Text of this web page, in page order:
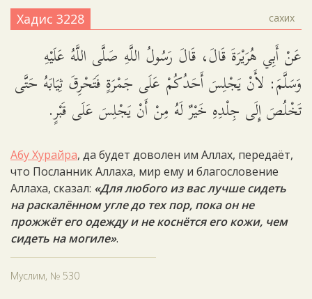
Хадис 3228 сахих
عَنْ أَبِي هُرَيْرَةَ قَالَ، قَالَ رَسُولُ اللَّهِ صَلَّى اللَّهُ عَلَيْهِ
وَسَلَّمَ: لأَنْ يَجْلِسَ أَحَدُكُمْ عَلَى جَمْرَةٍ فَتَحْرِقَ ثِيَابَهُ حَتَّى
تَخْلُصَ إِلَى جِلْدِهِ خَيْرٌ لَهُ مِنْ أَنْ يَجْلِسَ عَلَى قَبْرٍ.
Абу Хурайра, да будет доволен им Аллах, передаёт,
что Посланник Аллаха, мир ему и благословение
Аллаха, сказал: «Для любого из вас лучше сидеть
на раскалённом угле до тех пор, пока он не
прожжёт его одежду и не коснётся его кожи, чем
сидеть на могиле».
Муслим, № 530